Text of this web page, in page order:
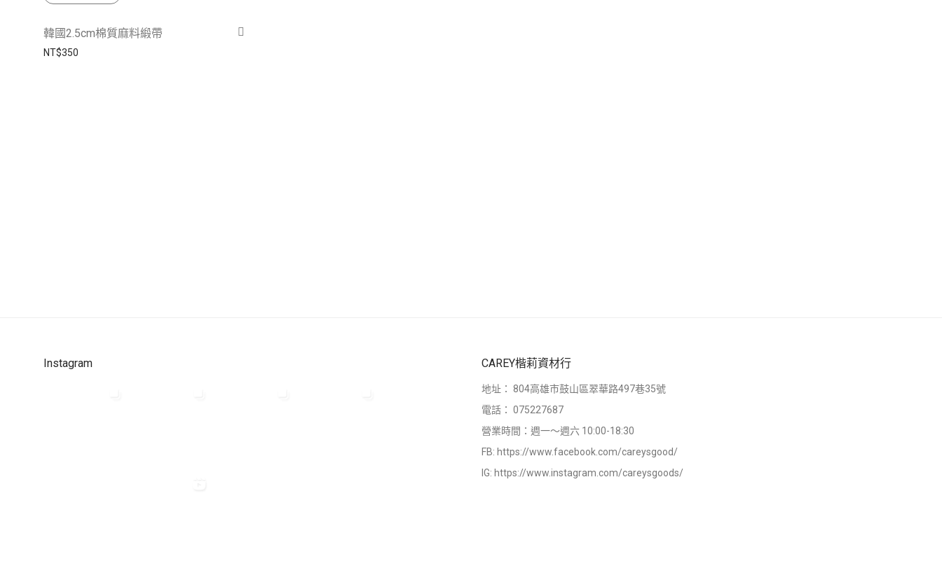
韓國2.5cm棉質麻料緞帶
NT$350
Instagram CAREY楷莉資材行
地址： 804高雄市鼓山區翠華路497巷35號
電話： 075227687
營業時間：週一～週六 10:00-18:30
FB: https://www.facebook.com/careysgood/
IG: https://www.instagram.com/careysgoods/